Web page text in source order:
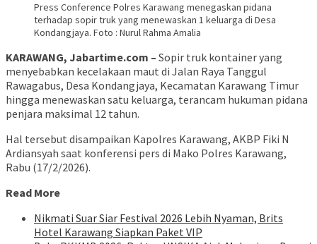
Press Conference Polres Karawang menegaskan pidana
terhadap sopir truk yang menewaskan 1 keluarga di Desa
Kondangjaya. Foto : Nurul Rahma Amalia
KARAWANG, Jabartime.com – Sopir truk kontainer yang
menyebabkan kecelakaan maut di Jalan Raya Tanggul
Rawagabus, Desa Kondangjaya, Kecamatan Karawang Timur
hingga menewaskan satu keluarga, terancam hukuman pidana
penjara maksimal 12 tahun.
Hal tersebut disampaikan Kapolres Karawang, AKBP Fiki N
Ardiansyah saat konferensi pers di Mako Polres Karawang,
Rabu (17/2/2026).
Read More
Nikmati Suar Siar Festival 2026 Lebih Nyaman, Brits
Hotel Karawang Siapkan Paket VIP